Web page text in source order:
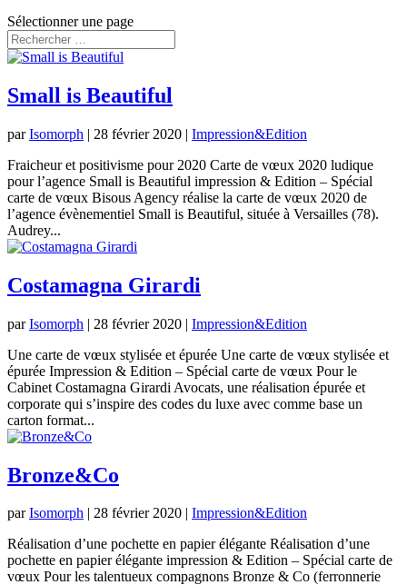
Sélectionner une page
Small is Beautiful
parIsomorph | 28 février 2020 | Impression&Edition
Fraicheur et positivisme pour 2020 Carte de vœux 2020 ludique
pour l’agence Small is Beautiful impression & Edition – Spécial
carte de vœux Bisous Agency réalise la carte de vœux 2020 de
l’agence évènementiel Small is Beautiful, située à Versailles (78).
Audrey...
Costamagna Girardi
parIsomorph | 28 février 2020 | Impression&Edition
Une carte de vœux stylisée et épurée Une carte de vœux stylisée et
épurée Impression & Edition – Spécial carte de vœux Pour le
Cabinet Costamagna Girardi Avocats, une réalisation épurée et
corporate qui s’inspire des codes du luxe avec comme base un
carton format...
Bronze&Co
parIsomorph 28 février 2020
Impression&Edition
Réalisation d’une pochette en papier élégante Réalisation d’une
pochette en papier élégante impression & Edition – Spécial carte de
vœux Pour les talentueux compagnons Bronze & Co (ferronnerie